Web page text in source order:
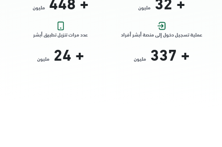
التوجه للموقع
الدمام, الدمام - الشاطئ مول
الأحد - الخميس (08:00-14:30)
مليون مليون
عملية تسجيل دخول إلى منصة أبشر أفراد
+
337 مليون
عدد مرات تنزيل تطبيق أبشر
+
24 مليون